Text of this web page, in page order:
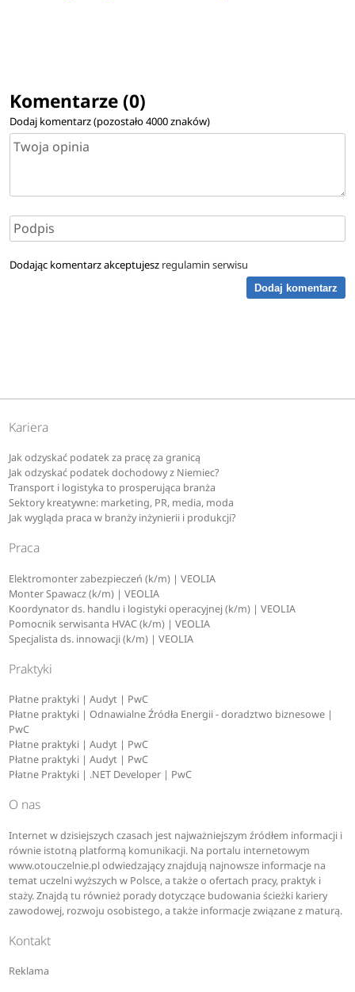
Komentarze (0)
Dodaj komentarz (pozostało4000znaków)
Dodając komentarz akceptujesz regulamin serwisu
Dodaj komentarz
Kariera
Jak odzyskać podatek za pracę za granicą
Jak odzyskać podatek dochodowy z Niemiec?
Transport i logistyka to prosperująca branża
Sektory kreatywne: marketing, PR, media, moda
Jak wygląda praca w branży inżynierii i produkcji?
Praca
Elektromonter zabezpieczeń (k/m) | VEOLIA
Monter Spawacz (k/m) | VEOLIA
Koordynator ds. handlu i logistyki operacyjnej (k/m) | VEOLIA
Pomocnik serwisanta HVAC (k/m) | VEOLIA
Specjalista ds. innowacji (k/m) | VEOLIA
Praktyki
Płatne praktyki | Audyt | PwC
Płatne praktyki | Odnawialne Źródła Energii - doradztwo biznesowe |
PwC
Płatne praktyki | Audyt | PwC
Płatne praktyki | Audyt | PwC
Płatne Praktyki | .NET Developer | PwC
O nas
Internet w dzisiejszych czasach jest najważniejszym źródłem informacji i
równie istotną platformą komunikacji. Na portalu internetowym
www.otouczelnie.pl odwiedzający znajdują najnowsze informacje na
temat uczelni wyższych w Polsce, a także o ofertach pracy, praktyk i
staży. Znajdą tu również porady dotyczące budowania ścieżki kariery
zawodowej, rozwoju osobistego, a także informacje związane z maturą.
Kontakt
Reklama